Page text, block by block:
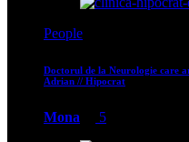
People
Doctorul de la Neurologie care
Adrian // Hipocrat
Mona 5